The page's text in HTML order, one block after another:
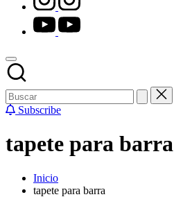
youtube.com
Subscribe
tapete para barra
Inicio
tapete para barra